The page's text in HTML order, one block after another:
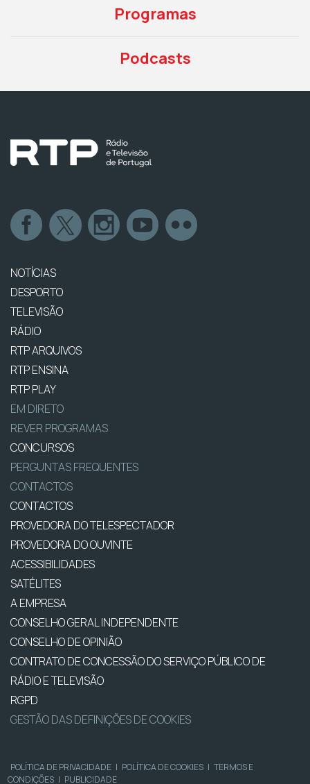
Programas
Podcasts
NOTÍCIAS
DESPORTO
TELEVISÃO
RÁDIO
RTP ARQUIVOS
RTP ENSINA
RTP PLAY
EM DIRETO
REVER PROGRAMAS
CONCURSOS
PERGUNTAS FREQUENTES
CONTACTOS
CONTACTOS
PROVEDORA DO TELESPECTADOR
PROVEDORA DO OUVINTE
ACESSIBILIDADES
SATÉLITES
A EMPRESA
CONSELHO GERAL INDEPENDENTE
CONSELHO DE OPINIÃO
CONTRATO DE CONCESSÃO DO SERVIÇO PÚBLICO DE
RÁDIO E TELEVISÃO
RGPD
GESTÃO DAS DEFINIÇÕES DE COOKIES
POLÍTICA DE PRIVACIDADE | POLÍTICA DE COOKIES | TERMOS E
CONDIÇÕES | PUBLICIDADE